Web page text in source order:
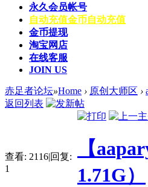
永久会员帐号
自动充值金币自动充值
金币提现
淘宝网店
在线客服
JOIN US
赤足者论坛»Home › 原创大师区 ›
返回列表
查看: 2116|回复:
1
【
1.71G）